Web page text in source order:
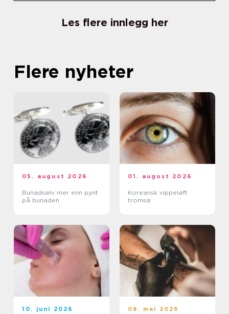
Les flere innlegg her
Flere nyheter
05. august 2026
Bunadsølv mer enn pynt
på bunaden
01. august 2026
Koreansk vippeløft
tromsø
10. juni 2026 08. mai 2026